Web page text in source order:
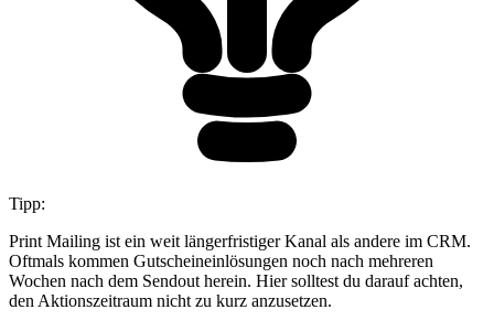
Tipp:
Print Mailing ist ein weit längerfristiger Kanal als andere im CRM.
Oftmals kommen Gutscheineinlösungen noch nach mehreren
Wochen nach dem Sendout herein. Hier solltest du darauf achten,
den Aktionszeitraum nicht zu kurz anzusetzen.